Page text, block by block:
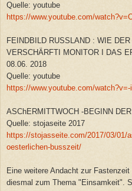
Quelle: youtube
https://www.youtube.com/
FEINDBILD RUSSLAND : WIE
VERSCHÄRFTI MONITOR I DAS
08.06. 2018
Quelle: youtube
https://www.youtube.com/
ASChERMITTWOCH -BEGINN
Quelle: stojaseite 2017
https://stojasseite.com/2017/03/01/
oesterlichen-busszeit/
Eine weitere Andacht zur
diesmal zum Thema "Einsamkeit".